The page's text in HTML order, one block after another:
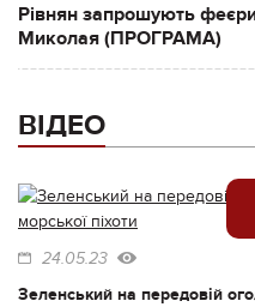
Рівнян запрошують
Миколая (ПРОГРАМА)
ВІДЕО
24.05.23
Зеленський на передовій